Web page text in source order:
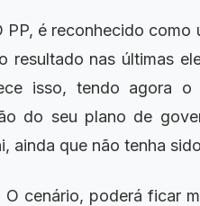
é reconhecido como
resultado nas últimas
isso, tendo agora
do seu plano de
ainda que não tenha
poderá ficar